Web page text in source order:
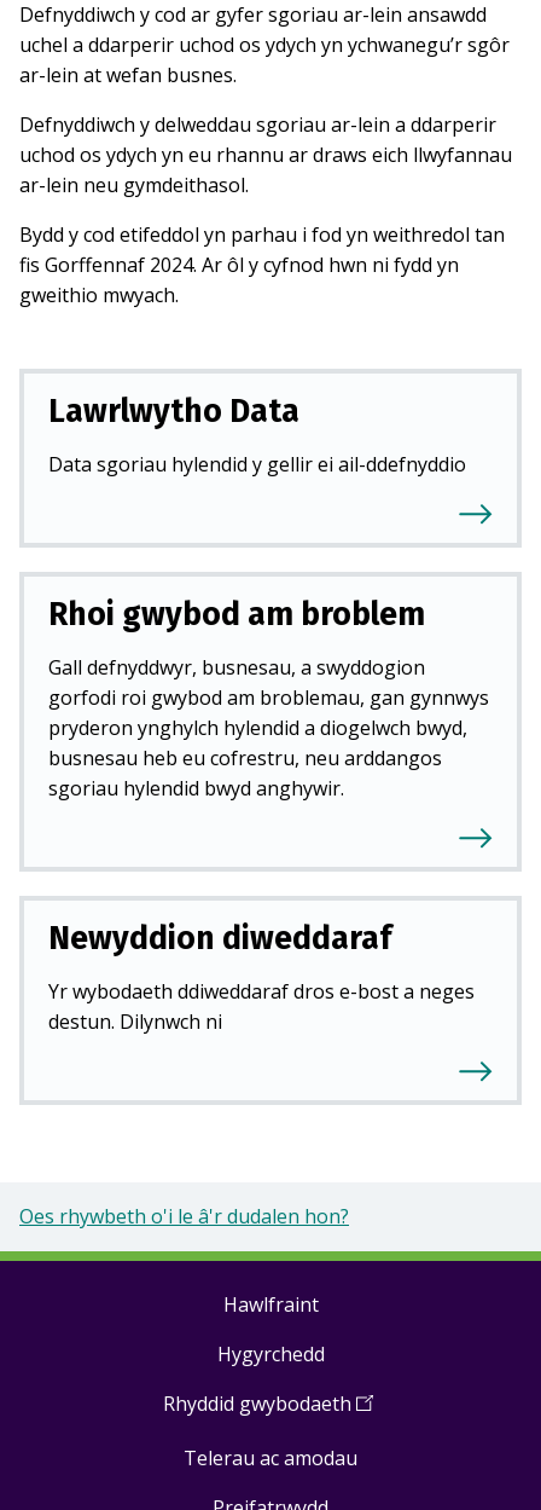
Defnyddiwch y cod ar gyfer sgoriau ar-lein ansawdd
uchel a ddarperir uchod os ydych yn ychwanegu’r sgôr
ar-lein at wefan busnes.
Defnyddiwch y delweddau sgoriau ar-lein a ddarperir
uchod os ydych yn eu rhannu ar draws eich llwyfannau
ar-lein neu gymdeithasol.
Bydd y cod etifeddol yn parhau i fod yn weithredol tan
fis Gorffennaf 2024. Ar ôl y cyfnod hwn ni fydd yn
gweithio mwyach.
Lawrlwytho Data
Data sgoriau hylendid y gellir ei ail-ddefnyddio
Rhoi gwybod am broblem
Gall defnyddwyr, busnesau, a swyddogion
gorfodi roi gwybod am broblemau, gan gynnwys
pryderon ynghylch hylendid a diogelwch bwyd,
busnesau heb eu cofrestru, neu arddangos
sgoriau hylendid bwyd anghywir.
Newyddion diweddaraf
Yr wybodaeth ddiweddaraf dros e-bost a neges
destun. Dilynwch ni
Oes rhywbeth o'i le â'r dudalen hon?
Hawlfraint
Hygyrchedd
Rhyddid gwybodaeth (Open
a
Telerau ac amodau